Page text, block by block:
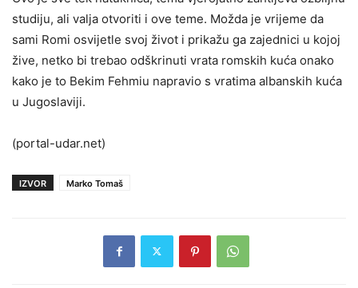
studiju, ali valja otvoriti i ove teme. Možda je vrijeme da
sami Romi osvijetle svoj život i prikažu ga zajednici u kojoj
žive, netko bi trebao odškrinuti vrata romskih kuća onako
kako je to Bekim Fehmiu napravio s vratima albanskih kuća
u Jugoslaviji.
(portal-udar.net)
IZVOR Marko Tomaš